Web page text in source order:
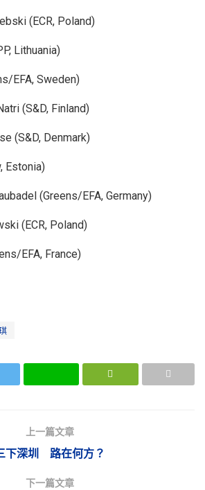
(ECR, Poland)
Lithuania)
EFA, Sweden)
(S&D, Finland)
(S&D, Denmark)
Estonia)
(Greens/EFA, Germany)
(ECR, Poland)
EFA, France)
上一篇文章
下深圳 路在何方？
下一篇文章